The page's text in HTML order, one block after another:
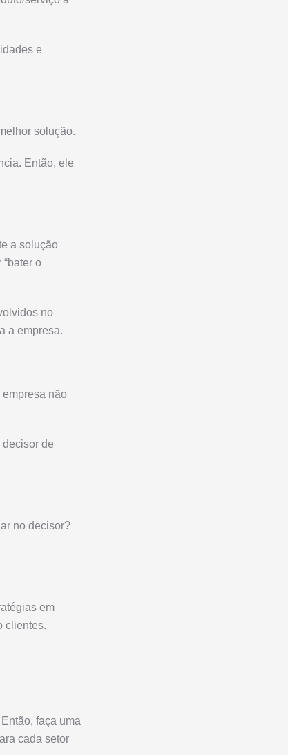
e
solução.
Então, ele
a solução
o
no
a empresa.
não
de
no decisor?
em
clientes.
faça uma
cada setor